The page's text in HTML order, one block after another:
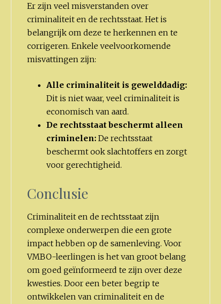
Er zijn veel misverstanden over
criminaliteit en de rechtsstaat. Het is
belangrijk om deze te herkennen en te
corrigeren. Enkele veelvoorkomende
misvattingen zijn:
Alle criminaliteit is gewelddadig:
Dit is niet waar, veel criminaliteit is
economisch van aard.
De rechtsstaat beschermt alleen
criminelen:De rechtsstaat
beschermt ook slachtoffers en zorgt
voor gerechtigheid.
Conclusie
Criminaliteit en de rechtsstaat zijn
complexe onderwerpen die een grote
impact hebben op de samenleving. Voor
VMBO-leerlingen is het van groot belang
om goed geïnformeerd te zijn over deze
kwesties. Door een beter begrip te
ontwikkelen van criminaliteit en de